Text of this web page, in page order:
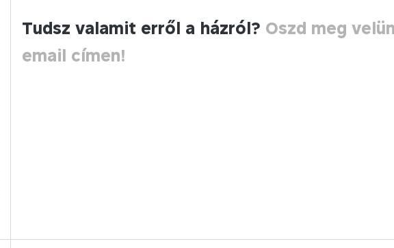
Tudsz valamit erről a házról? Oszd meg
email címen!